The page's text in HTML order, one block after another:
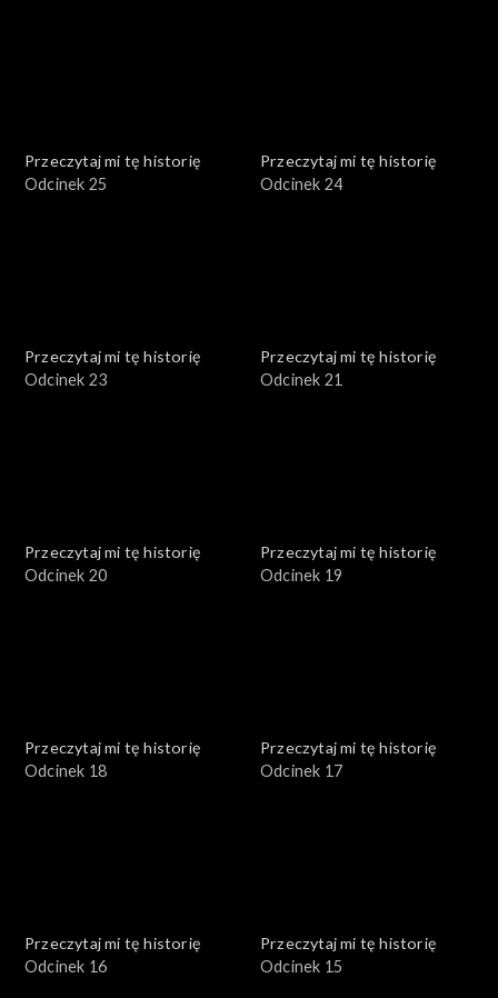
Przeczytaj mi tę historię
Odcinek 25
Przeczytaj mi tę historię
Odcinek 24
Przeczytaj mi tę historię
Odcinek 23
Przeczytaj mi tę historię
Odcinek 21
Przeczytaj mi tę historię
Odcinek 20
Przeczytaj mi tę historię
Odcinek 19
Przeczytaj mi tę historię
Odcinek 18
Przeczytaj mi tę historię
Odcinek 17
Przeczytaj mi tę historię
Odcinek 16
Przeczytaj mi tę historię
Odcinek 15